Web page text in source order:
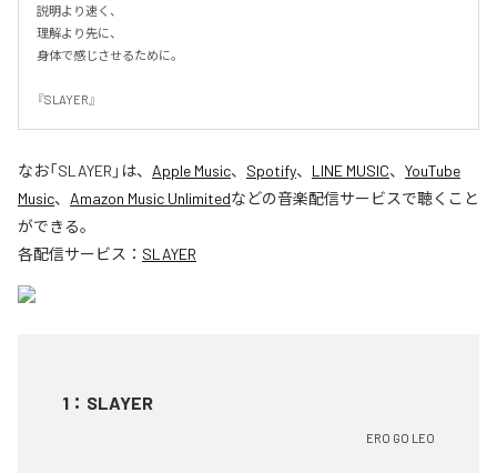
説明より速く、
理解より先に、
身体で感じさせるために。
『SLAYER』
なお「SLAYER 」は、 Apple Music、 Spotify、 LINE MUSIC、 YouTube
Music、 Amazon Music Unlimitedなどの音楽配信サービスで聴くこと
ができる。
各配信サービス： SLAYER
1 ： SLAYER
ERO GO LEO